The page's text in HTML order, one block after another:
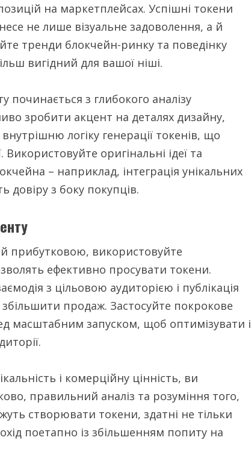
на маркетплейсах. Успішні токени
не лише візуальне задоволення, а й
тренди блокчейн-ринку та поведінку
вигідний для вашої ніші.
починається з глибокого аналізу
зробити акцент на деталях дизайну,
логіку генерації токенів, що
оригінальні ідеї та
– наприклад, інтеграція унікальних
довіру з боку покупців.
прибутковою, використовуйте
ефективно просувати токени.
з цільовою аудиторією і публікація
продаж. Застосуйте покрокове
масштабним запуском, щоб оптимізувати і
і комерційну цінність, ви
правильний аналіз та розуміння того,
створювати токени, здатні не тільки
поетапно із збільшенням попиту на